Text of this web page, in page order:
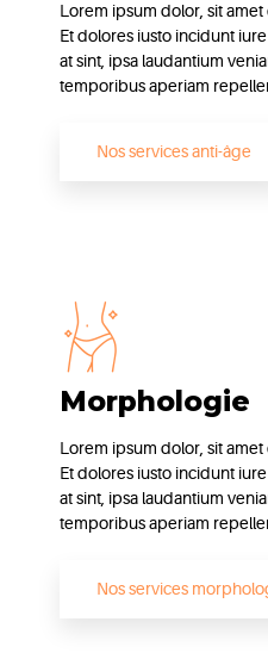
Lorem ipsum dolor, sit
Et dolores iusto incidunt
at sint, ipsa laudantium
temporibus aperiam
Nos services anti-âge
Morphologie
Lorem ipsum dolor, sit
Et dolores iusto incidunt
at sint, ipsa laudantium
temporibus aperiam
Nos services